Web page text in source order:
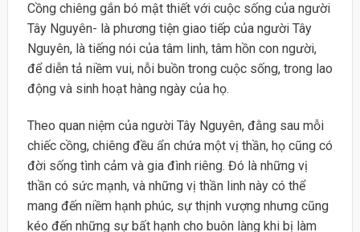
Cồng chiêng gắn bó mật thiết với cuộc sống của người
Tây Nguyên- là phương tiện giao tiếp của người Tây
Nguyên, là tiếng nói của tâm linh, tâm hồn con người,
để diễn tả niềm vui, nỗi buồn trong cuộc sống, trong lao
động và sinh hoạt hàng ngày của họ.
Theo quan niệm của người Tây Nguyên, đằng sau mỗi
chiếc cồng, chiêng đều ẩn chứa một vị thần, họ cũng có
đời sống tình cảm và gia đình riêng. Đó là những vị
thần có sức mạnh, và những vị thần linh này có thể
mang đến niềm hạnh phúc, sự thịnh vượng nhưng cũng
kéo đến những sự bất hạnh cho buôn làng khi bị làm